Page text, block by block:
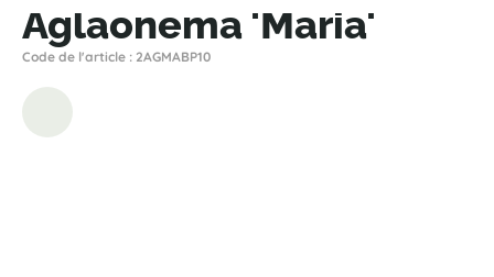
Aglaonema 'Maria'
Code de l'article : 2AGMABP10